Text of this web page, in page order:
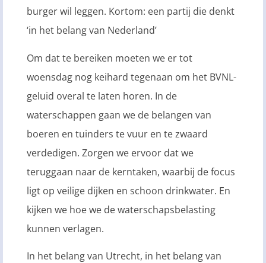
burger wil leggen. Kortom: een partij die denkt
‘in het belang van Nederland’
Om dat te bereiken moeten we er tot
woensdag nog keihard tegenaan om het BVNL-
geluid overal te laten horen. In de
waterschappen gaan we de belangen van
boeren en tuinders te vuur en te zwaard
verdedigen. Zorgen we ervoor dat we
teruggaan naar de kerntaken, waarbij de focus
ligt op veilige dijken en schoon drinkwater. En
kijken we hoe we de waterschapsbelasting
kunnen verlagen.
In het belang van Utrecht, in het belang van